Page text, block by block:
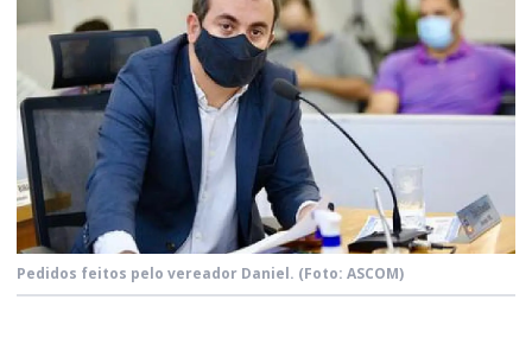
Pedidos feitos pelo vereador Daniel. (Foto: ASCOM)